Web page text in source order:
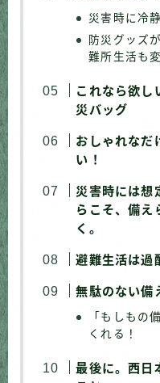
災害時に冷
防災グッズ
難所生活も
これなら欲し
災バッグ
おしゃれなだ
い！
災害時には想
らこそ、備え
く。
避難生活は過
無駄のない備
「もしもの
くれる！
最後に。西日